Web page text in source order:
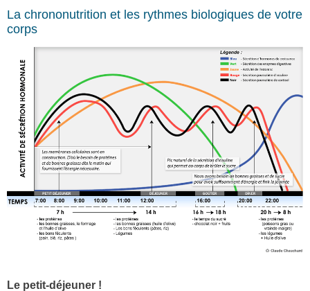
La chrononutrition et les rythmes biologiques de votre
corps
Le petit-déjeuner !